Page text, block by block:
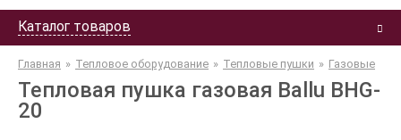
Каталог товаров
Главная » Тепловое оборудование » Тепловые пушки » Газовые
Тепловая пушка газовая Ballu BHG-
20